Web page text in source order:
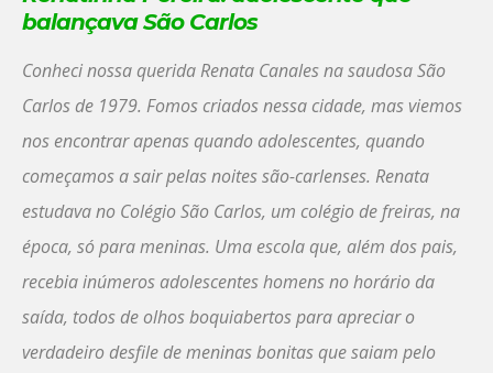
balançava São Carlos
Conheci nossa querida Renata Canales na saudosa São
Carlos de 1979. Fomos criados nessa cidade, mas viemos
nos encontrar apenas quando adolescentes, quando
começamos a sair pelas noites são-carlenses. Renata
estudava no Colégio São Carlos, um colégio de freiras, na
época, só para meninas. Uma escola que, além dos pais,
recebia inúmeros adolescentes homens no horário da
saída, todos de olhos boquiabertos para apreciar o
verdadeiro desfile de meninas bonitas que saiam pelo